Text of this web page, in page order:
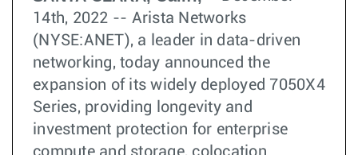
14th, 2022 -- Arista Networks
(NYSE:ANET), a leader in data-driven
networking, today announced the
expansion of its widely deployed 7050X4
Series, providing longevity and
investment protection for enterprise
compute and storage, colocation